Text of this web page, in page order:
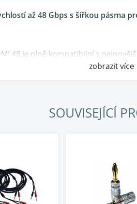
až 48 Gbps s šířkou pásma
48 je plně kompatibilní s
širší pásmo a vyšší přenosovou
zrnyLGC(Long Grain Cooper)
zobrazit více
SOUVISEJÍCÍ